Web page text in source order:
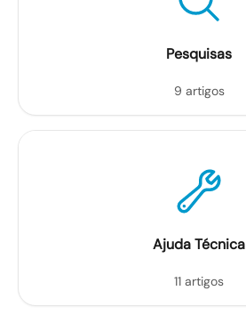
Pesquisas
9 artigos
Ajuda Técnica
11 artigos